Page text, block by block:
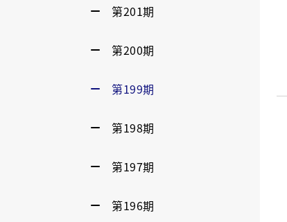
第201期
第200期
第199期
第198期
第197期
第196期